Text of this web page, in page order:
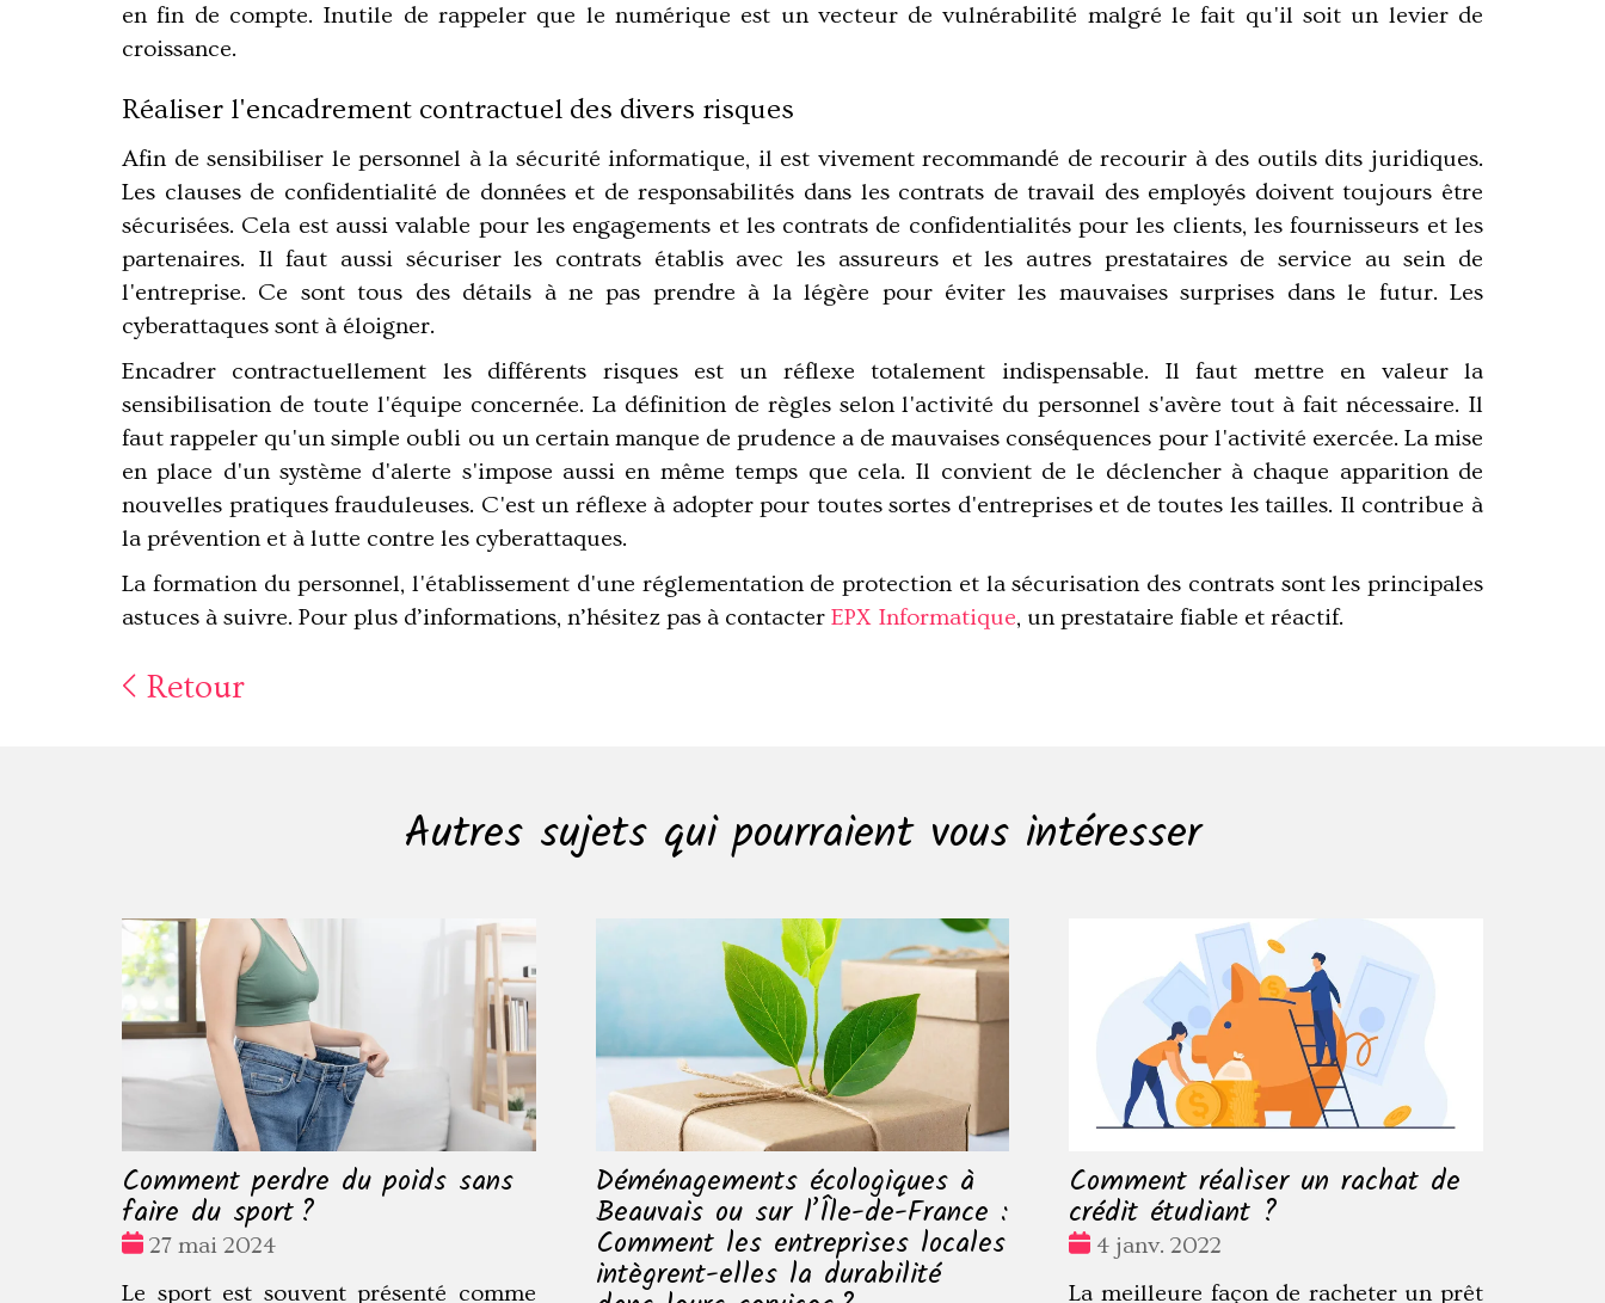
en fin de compte. Inutile de rappeler que le numérique est un vecteur de vulnérabilité malgré le fait qu'il soit un levier de
croissance.
Réaliser l'encadrement contractuel des divers risques
Afin de sensibiliser le personnel à la sécurité informatique, il est vivement recommandé de recourir à des outils dits juridiques.
Les clauses de confidentialité de données et de responsabilités dans les contrats de travail des employés doivent toujours être
sécurisées. Cela est aussi valable pour les engagements et les contrats de confidentialités pour les clients, les fournisseurs et les
partenaires. Il faut aussi sécuriser les contrats établis avec les assureurs et les autres prestataires de service au sein de
l'entreprise. Ce sont tous des détails à ne pas prendre à la légère pour éviter les mauvaises surprises dans le futur. Les
cyberattaques sont à éloigner.
Encadrer contractuellement les différents risques est un réflexe totalement indispensable. Il faut mettre en valeur la
sensibilisation de toute l'équipe concernée. La définition de règles selon l'activité du personnel s'avère tout à fait nécessaire. Il
faut rappeler qu'un simple oubli ou un certain manque de prudence a de mauvaises conséquences pour l'activité exercée. La mise
en place d'un système d'alerte s'impose aussi en même temps que cela. Il convient de le déclencher à chaque apparition de
nouvelles pratiques frauduleuses. C'est un réflexe à adopter pour toutes sortes d'entreprises et de toutes les tailles. Il contribue à
la prévention et à lutte contre les cyberattaques.
La formation du personnel, l'établissement d'une réglementation de protection et la sécurisation des contrats sont les principales
astuces à suivre. Pour plus d’informations, n’hésitez pas à contacter EPX Informatique, un prestataire fiable et réactif.
Retour
Autres sujets qui pourraient vous intéresser
Comment perdre du poids sans
faire du sport ?
Date
27 mai 2024
Le sport est souvent présenté comme
Déménagements écologiques à
Beauvais ou sur l’Île-de-France :
Comment les entreprises locales
intègrent-elles la durabilité
Comment réaliser un rachat de
crédit étudiant ?
Date
4 janv. 2022
La meilleure façon de racheter un prêt